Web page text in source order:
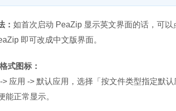
： 如首次启动 PeaZip 显示英文界面的话，可
即可改成中文版界面。
式图标：
应用 -> 默认应用，选择「按文件类型指定默
能正常显示。